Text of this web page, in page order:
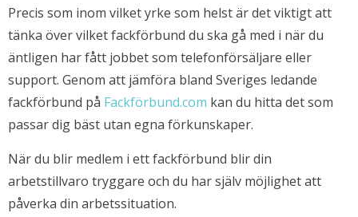
Precis som inom vilket yrke som helst är det viktigt att
tänka över vilket fackförbund du ska gå med i när du
äntligen har fått jobbet som telefonförsäljare eller
support. Genom att jämföra bland Sveriges ledande
fackförbund på Fackförbund.com kan du hitta det som
passar dig bäst utan egna förkunskaper.
När du blir medlem i ett fackförbund blir din
arbetstillvaro tryggare och du har själv möjlighet att
påverka din arbetssituation.